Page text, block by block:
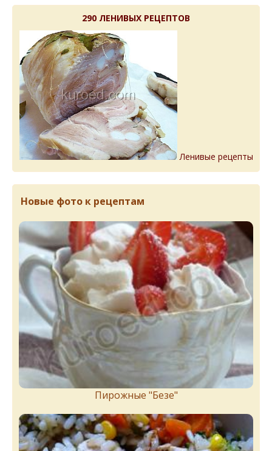
290 ЛЕНИВЫХ РЕЦЕПТОВ
Ленивые рецепты
Новые фото к рецептам
Пирожныe "Бeзe"